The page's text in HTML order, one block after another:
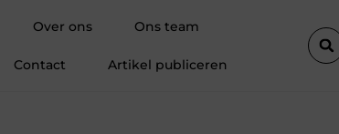
Over ons Ons team
Contact Artikel publiceren